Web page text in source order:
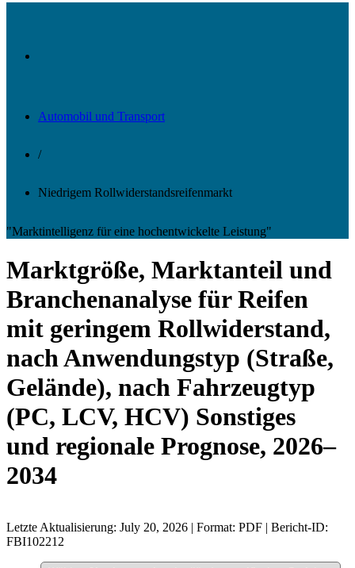
Automobil und Transport
/
Niedrigem Rollwiderstandsreifenmarkt
"Marktintelligenz für eine hochentwickelte Leistung"
Marktgröße, Marktanteil und
Branchenanalyse für Reifen
mit geringem Rollwiderstand,
nach Anwendungstyp (Straße,
Gelände), nach Fahrzeugtyp
(PC, LCV, HCV) Sonstiges
und regionale Prognose, 2026–
2034
Letzte Aktualisierung: July 20, 2026 | Format: PDF | Bericht-ID:
FBI102212